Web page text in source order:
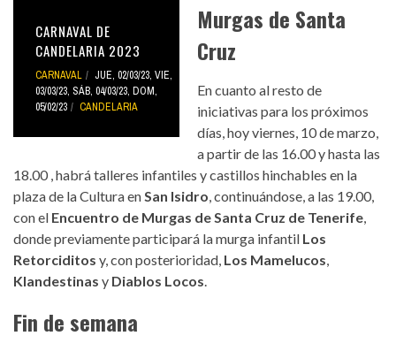
CARNAVAL DE
CANDELARIA 2023
CARNAVAL JUE, 02/03/23, VIE,
03/03/23, SÁB, 04/03/23, DOM,
05/02/23
CANDELARIA
Murgas de Santa
Cruz
En cuanto al resto de
iniciativas para los próximos
días, hoy viernes, 10 de marzo,
a partir de las 16.00 y hasta las
18.00 , habrá talleres infantiles y castillos hinchables en la
plaza de la Cultura enSan Isidro, continuándose, a las 19.00,
con el Encuentro de Murgas de Santa Cruz de Tenerife,
donde previamente participará la murga infantil Los
Retorciditos y, con posterioridad, Los Mamelucos,
Klandestinas y Diablos Locos.
Fin de semana